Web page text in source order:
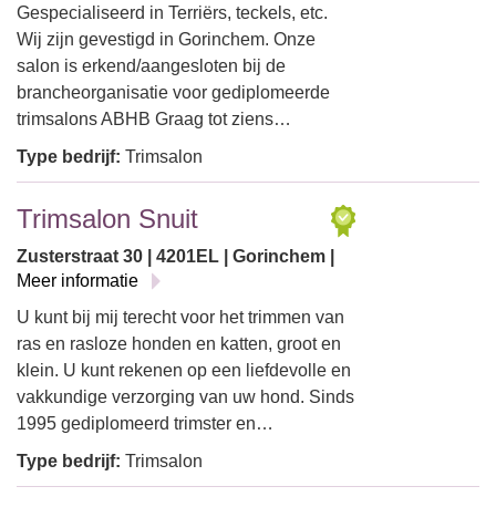
Gespecialiseerd in Terriërs, teckels, etc.
Wij zijn gevestigd in Gorinchem. Onze
salon is erkend/aangesloten bij de
brancheorganisatie voor gediplomeerde
trimsalons ABHB Graag tot ziens…
Type bedrijf: Trimsalon
Trimsalon Snuit
Zusterstraat 30 | 4201EL | Gorinchem |
Meer informatie
U kunt bij mij terecht voor het trimmen van
ras en rasloze honden en katten, groot en
klein. U kunt rekenen op een liefdevolle en
vakkundige verzorging van uw hond. Sinds
1995 gediplomeerd trimster en…
Type bedrijf: Trimsalon